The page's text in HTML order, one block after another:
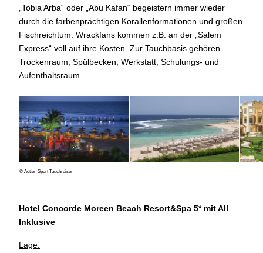
„Tobia Arba“ oder „Abu Kafan“ begeistern immer wieder
durch die farbenprächtigen Korallenformationen und großen
Fischreichtum. Wrackfans kommen z.B. an der „Salem
Express“ voll auf ihre Kosten. Zur Tauchbasis gehören
Trockenraum, Spülbecken, Werkstatt, Schulungs- und
Aufenthaltsraum.
© Action Sport Tauchreisen
Hotel Concorde Moreen Beach Resort&Spa 5* mit All
Inklusive
Lage: